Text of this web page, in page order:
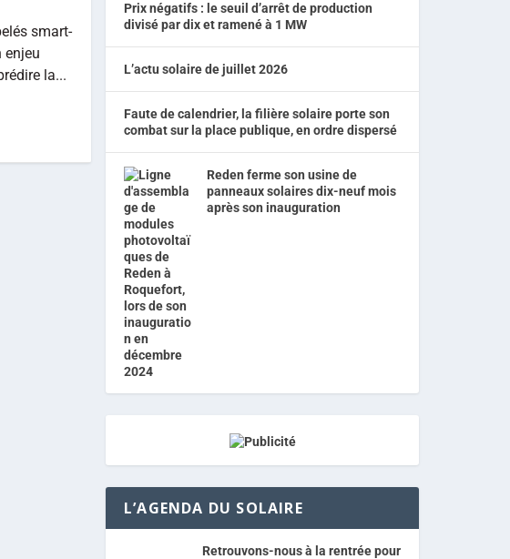
smart-
enjeu
la...
Prix négatifs : le seuil d’arrêt de production
divisé par dix et ramené à 1 MW
L’actu solaire de juillet 2026
Faute de calendrier, la filière solaire porte son
combat sur la place publique, en ordre dispersé
Reden ferme son usine de
panneaux solaires dix-neuf mois
après son inauguration
L’AGENDA DU SOLAIRE
Retrouvons-nous à la rentrée pour